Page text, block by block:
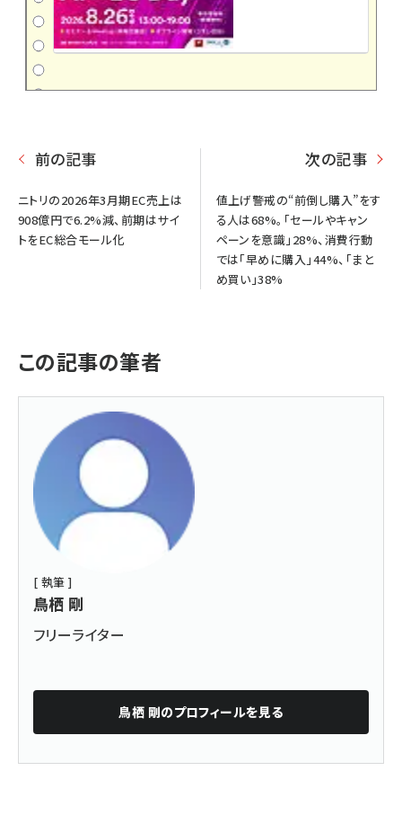
前の記事
ニトリの2026年3月期EC売上は
908億円で6.2%減、前期はサイ
トをEC総合モール化
次の記事
値上げ警戒の“前倒し購入”をす
る人は68%。「セールやキャン
ペーンを意識」28%、消費行動
では「早めに購入」44%、「まと
め買い」38%
この記事の筆者
[ 執筆 ]
鳥栖 剛
フリーライター
鳥栖 剛のプロフィールを見る